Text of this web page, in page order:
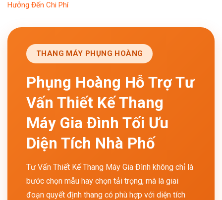
Hưởng Đến Chi Phí
THANG MÁY PHỤNG HOÀNG
Phụng Hoàng Hỗ Trợ Tư
Vấn Thiết Kế Thang
Máy Gia Đình Tối Ưu
Diện Tích Nhà Phố
Tư Vấn Thiết Kế Thang Máy Gia Đình không chỉ là
bước chọn mẫu hay chọn tải trọng, mà là giai
đoạn quyết định thang có phù hợp với diện tích